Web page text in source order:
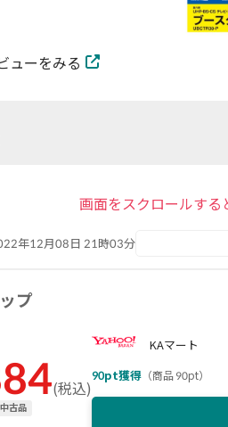
ューをみる
画面をスクロールする
年12月08日 21時03分
プ
(税込)
中古品
KAマート
90pt獲得 （商品 90pt）